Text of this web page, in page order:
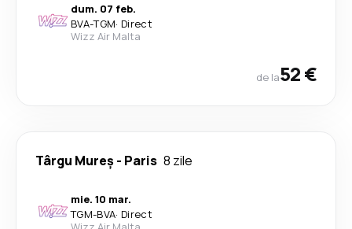
dum. 07 feb.
BVA-TGM· Direct
Wizz Air Malta
de la52 €
Târgu Mureș - Paris 8 zile
mie. 10 mar.
TGM-BVA· Direct